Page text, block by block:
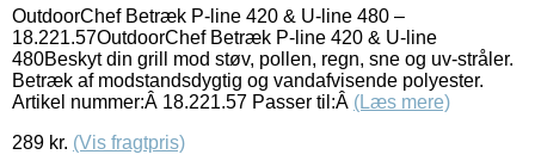
OutdoorChef Betræk P-line 420 & U-line 480 –
18.221.57OutdoorChef Betræk P-line 420 & U-line
480Beskyt din grill mod støv, pollen, regn, sne og uv-stråler.
Betræk af modstandsdygtig og vandafvisende polyester.
Artikel nummer:Â 18.221.57 Passer til:Â (Læs mere)
289 kr. (Vis fragtpris)